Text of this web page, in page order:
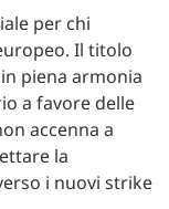
per chi
Il titolo
piena armonia
a favore delle
accenna a
la
i nuovi strike